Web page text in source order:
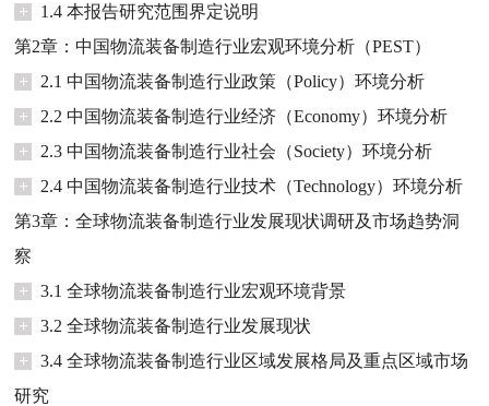
+
1.4 本报告研究范围界定说明
第2章：中国物流装备制造行业宏观环境分析（PEST）
+
2.1 中国物流装备制造行业政策（Policy）环境分析
+
2.2 中国物流装备制造行业经济（Economy）环境分析
+
2.3 中国物流装备制造行业社会（Society）环境分析
+
2.4 中国物流装备制造行业技术（Technology）环境分析
第3章：全球物流装备制造行业发展现状调研及市场趋势洞
察
+
3.1 全球物流装备制造行业宏观环境背景
+
3.2 全球物流装备制造行业发展现状
+
3.4 全球物流装备制造行业区域发展格局及重点区域市场
研究